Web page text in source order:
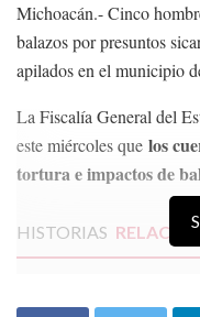
Michoacán.- Cinco
balazos por presuntos
apilados en el municipio
La Fiscalía General del
este miércoles que los
tortura e impactos de
HISTORIAS
registro de